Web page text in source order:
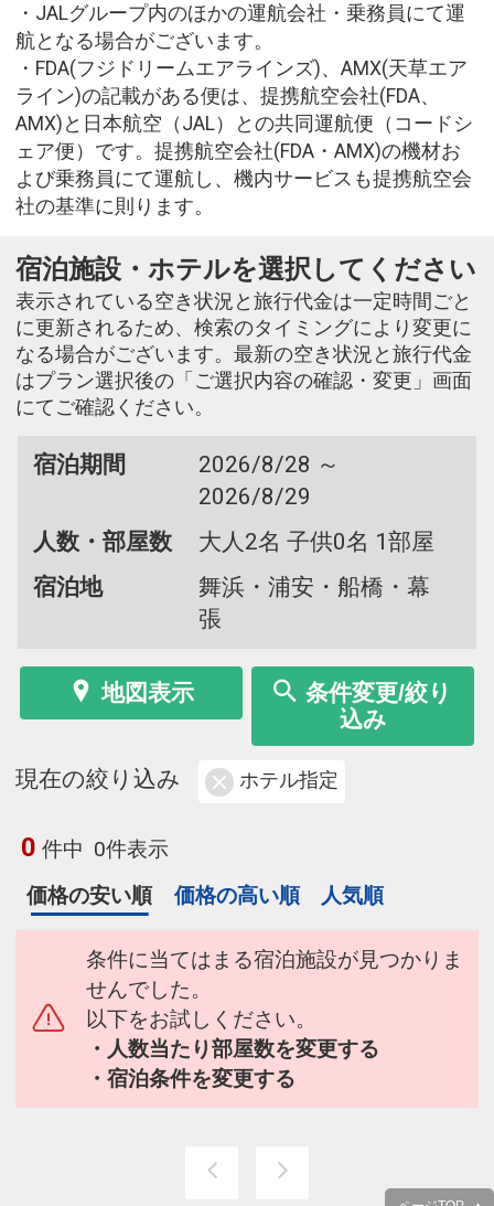
・JALグループ内のほかの運航会社・乗務員にて運
航となる場合がございます。
・FDA(フジドリームエアラインズ)、AMX(天草エア
ライン)の記載がある便は、提携航空会社(FDA、
AMX)と日本航空（JAL）との共同運航便（コードシ
ェア便）です。提携航空会社(FDA・AMX)の機材お
よび乗務員にて運航し、機内サービスも提携航空会
社の基準に則ります。
宿泊施設・ホテルを選択してください
表示されている空き状況と旅行代金は一定時間ごと
に更新されるため、検索のタイミングにより変更に
なる場合がございます。最新の空き状況と旅行代金
はプラン選択後の「ご選択内容の確認・変更」画面
にてご確認ください。
宿泊期間
2026/8/28 ～
2026/8/29
人数・部屋数
大人2名 子供0名 1部屋
宿泊地
舞浜・浦安・船橋・幕
張
地図表示
条件変更/絞り
込み
現在の絞り込み ホテル指定
0 件中 0件表示
価格の安い順
価格の高い順 人気順
条件に当てはまる宿泊施設が見つかりま
せんでした。
以下をお試しください。
・人数当たり部屋数を変更する
・宿泊条件を変更する